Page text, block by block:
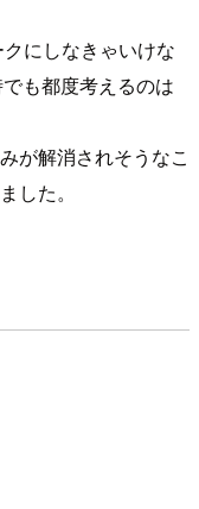
にしなきゃいけな
も都度考えるのは
が解消されそうなこ
した。